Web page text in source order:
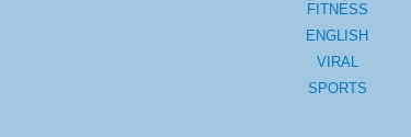
FITNESS
ENGLISH
VIRAL
SPORTS